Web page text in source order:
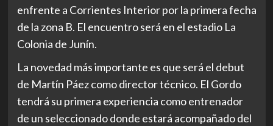
enfrente a Corrientes Interior por la primera fecha
de la zona B. El encuentro será en el estadio La
Colonia de Junín.
La novedad más importante es que será el debut
de Martín Páez como director técnico. El Gordo
tendrá su primera experiencia como entrenador
de un seleccionado donde estará acompañado del